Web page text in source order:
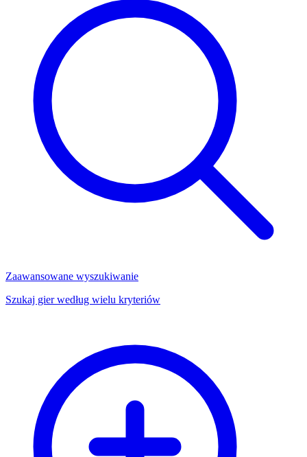
Zaawansowane wyszukiwanie
Szukaj gier według wielu kryteriów